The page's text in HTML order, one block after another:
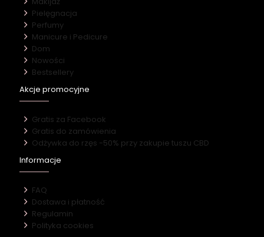
Pielęgnacja
Perfumy
Manicure i Pedicure
Dom
Nowości
Bestsellery
Akcje promocyjne
Gratis za Facebook
Gratis do zamówienia
Odżywka do rzęs -50% przy zakupie tuszu CBD
Informacje
FAQ
Dostawa i płatność
Regulamin
Polityka cookies